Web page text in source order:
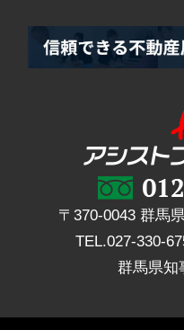
〒370-0043 群馬
TEL.027-330-
群馬県知